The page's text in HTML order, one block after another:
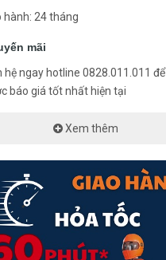
hành: 24 tháng
mãi
hệ ngay hotline 0828.011.011 để
báo giá tốt nhất hiện tại
Xem thêm